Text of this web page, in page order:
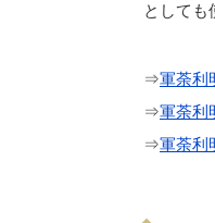
としても
⇒軍荼利
⇒軍荼利
⇒軍荼利